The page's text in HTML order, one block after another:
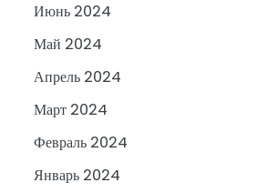
Июнь 2024
Май 2024
Апрель 2024
Март 2024
Февраль 2024
Январь 2024